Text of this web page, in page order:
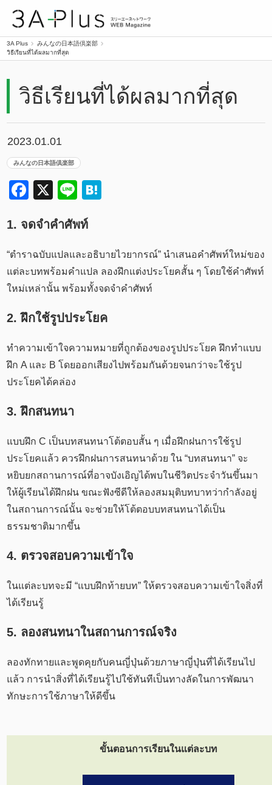
3A Plus
みんなの日本語倶楽部
วิธีเรียนที่ได้ผลมากที่สุด
วิธีเรียนที่ได้ผลมากที่สุด
2023.01.01
みんなの日本語倶楽部
Facebook
X Line
1. จดจำคำศัพท์
“ตำราฉบับแปลและอธิบายไวยากรณ์” นำเสนอคำศัพท์ใหม่ของ
แต่ละบทพร้อมคำแปล ลองฝึกแต่งประโยคสั้น ๆ โดยใช้คำศัพท์
ใหม่เหล่านั้น พร้อมทั้งจดจำคำศัพท์
2. ฝึกใช้รูปประโยค
ทำความเข้าใจความหมายที่ถูกต้องของรูปประโยค ฝึกทำแบบ
ฝึก A และ B โดยออกเสียงไปพร้อมกันด้วยจนกว่าจะใช้รูป
ประโยคได้คล่อง
3. ฝึกสนทนา
แบบฝึก C เป็นบทสนทนาโต้ตอบสั้น ๆ เมื่อฝึกฝนการใช้รูป
ประโยคแล้ว ควรฝึกฝนการสนทนาด้วย ใน “บทสนทนา” จะ
หยิบยกสถานการณ์ที่อาจบังเอิญได้พบในชีวิตประจำวันขึ้นมา
ให้ผู้เรียนได้ฝึกฝน ขณะฟังซีดีให้ลองสมมุติบทบาทว่ากำลังอยู่
ในสถานการณ์นั้น จะช่วยให้โต้ตอบบทสนทนาได้เป็น
ธรรมชาติมากขึ้น
4. ตรวจสอบความเข้าใจ
ในแต่ละบทจะมี “แบบฝึกท้ายบท” ให้ตรวจสอบความเข้าใจสิ่งที่
ได้เรียนรู้
5. ลองสนทนาในสถานการณ์จริง
ลองทักทายและพูดคุยกับคนญี่ปุ่นด้วยภาษาญี่ปุ่นที่ได้เรียนไป
แล้ว การนำสิ่งที่ได้เรียนรู้ไปใช้ทันทีเป็นทางลัดในการพัฒนา
ทักษะการใช้ภาษาให้ดีขึ้น
ขั้นตอนการเรียนในแต่ละบท